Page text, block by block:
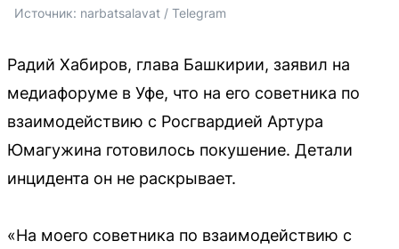
Источник: narbatsalavat / Telegram
Радий Хабиров, глава Башкирии, заявил на
медиафоруме в Уфе, что на его советника по
взаимодействию с Росгвардией Артура
Юмагужина готовилось покушение. Детали
инцидента он не раскрывает.
«На моего советника по взаимодействию с